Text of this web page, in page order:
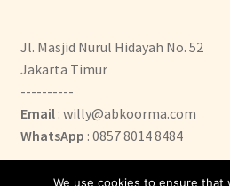
Jl. Masjid Nurul Hidayah No. 52
Jakarta Timur
----------
Email : willy@abkoorma.com
WhatsApp : 0857 8014 8484
We use cookies to ensure that